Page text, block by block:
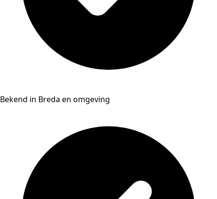
Bekend in Breda en omgeving